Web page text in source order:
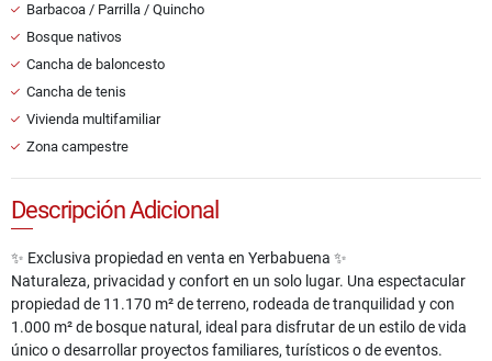
Barbacoa / Parrilla / Quincho
Bosque nativos
Cancha de baloncesto
Cancha de tenis
Vivienda multifamiliar
Zona campestre
Descripción Adicional
✨ Exclusiva propiedad en venta en Yerbabuena ✨
Naturaleza, privacidad y confort en un solo lugar. Una espectacular
propiedad de 11.170 m² de terreno, rodeada de tranquilidad y con
1.000 m² de bosque natural, ideal para disfrutar de un estilo de vida
único o desarrollar proyectos familiares, turísticos o de eventos.